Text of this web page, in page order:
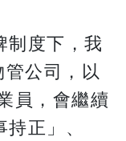
制度下，我
公司，以
員，會繼續
正」、